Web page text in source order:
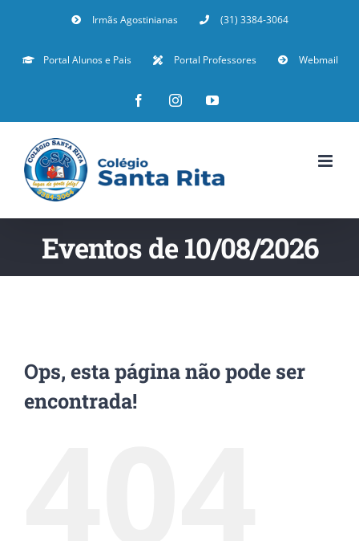
Irmãs Agostinianas (31) 3384-3064
Portal Alunos e Pais Portal Professores Webmail
Eventos de 10/08/2026
Ops, esta página não pode ser
encontrada!